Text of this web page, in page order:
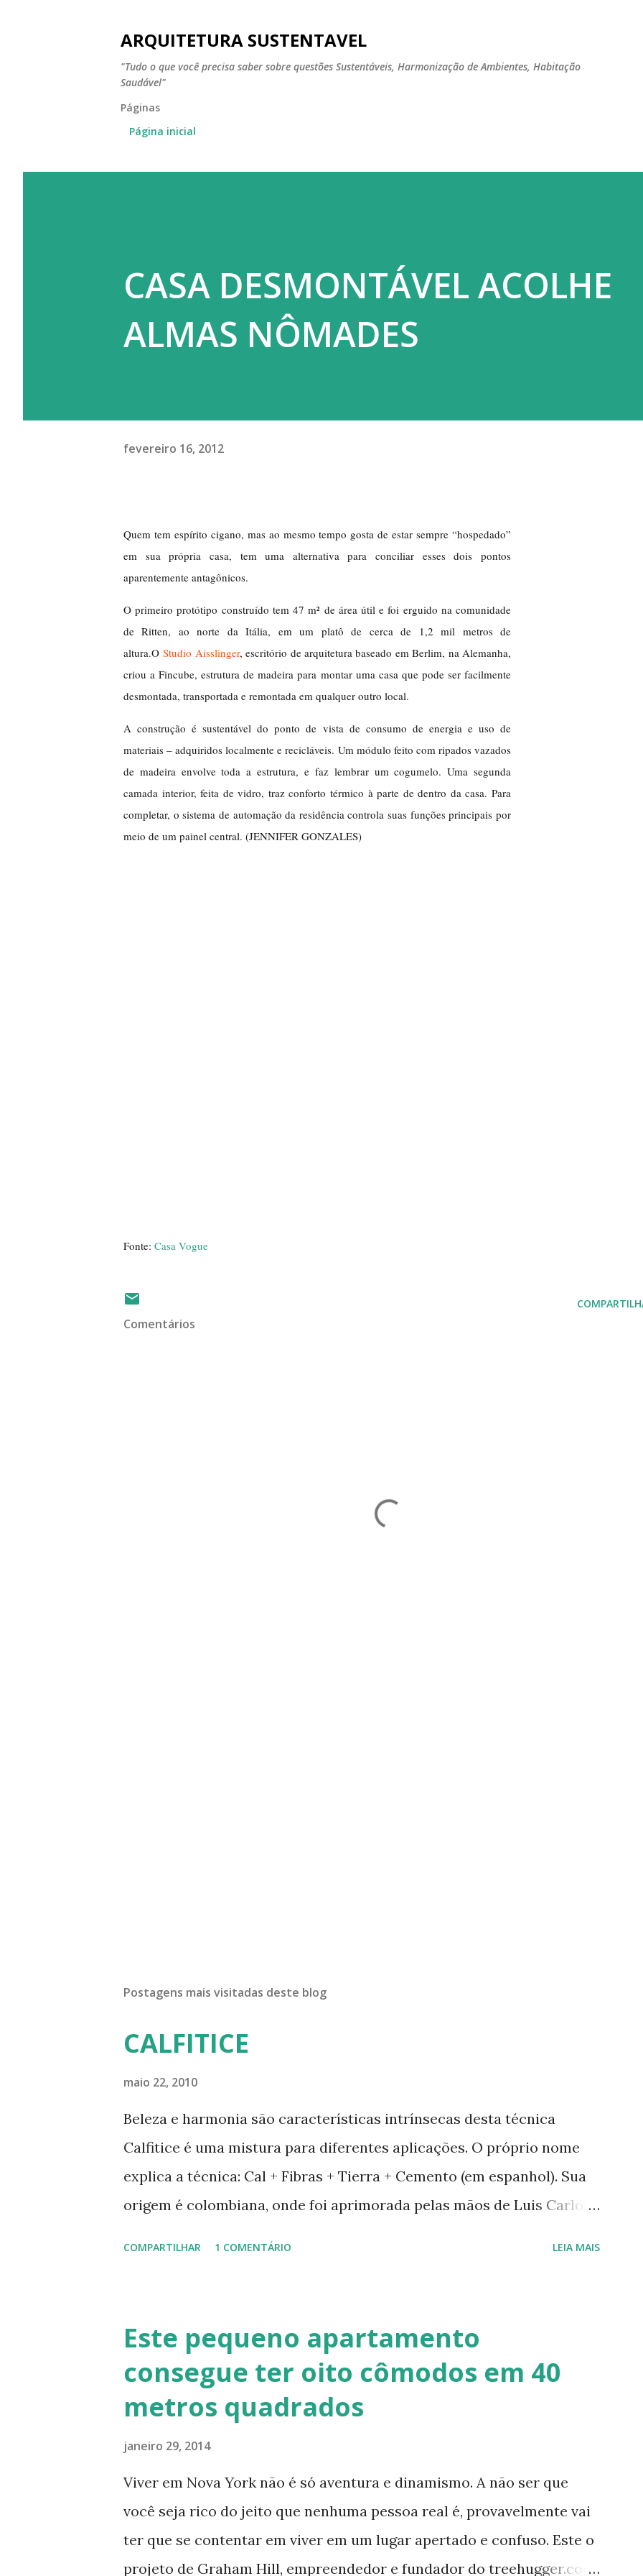
ARQUITETURA SUSTENTAVEL
"Tudo o que você precisa saber sobre questões Sustentáveis, Harmonização de Ambientes, Habitação
Saudável"
Páginas
Página inicial
CASA DESMONTÁVEL ACOLHE
ALMAS NÔMADES
fevereiro 16, 2012
Quem tem espírito cigano, mas ao mesmo tempo gosta de estar sempre “hospedado”
em sua própria casa, tem uma alternativa para conciliar esses dois pontos
aparentemente antagônicos.
O primeiro protótipo construído tem 47 m² de área útil e foi erguido na comunidade
de Ritten, ao norte da Itália, em um platô de cerca de 1,2 mil metros de
altura.OStudio Aisslinger, escritório de arquitetura baseado em Berlim, na Alemanha,
criou a Fincube, estrutura de madeira para montar uma casa que pode ser facilmente
desmontada, transportada e remontada em qualquer outro local.
A construção é sustentável do ponto de vista de consumo de energia e uso de
materiais – adquiridos localmente e recicláveis. Um módulo feito com ripados vazados
de madeira envolve toda a estrutura, e faz lembrar um cogumelo. Uma segunda
camada interior, feita de vidro, traz conforto térmico à parte de dentro da casa. Para
completar, o sistema de automação da residência controla suas funções principais por
meio de um painel central. (JENNIFER GONZALES)
Fonte: Casa Vogue
Comentários
Postagens mais visitadas deste blog
CALFITICE
maio 22, 2010
Beleza e harmonia são características intrínsecas desta técnica
Calfitice é uma mistura para diferentes aplicações. O próprio nome
explica a técnica: Cal + Fibras + Tierra + Cemento (em espanhol). Sua
origem é colombiana, onde foi aprimorada pelas mãos de Luis Carlos
vários usos: revestimentos de paredes (convencionais, de madeira ou
de terra), relevos artísticos, coberturas e também como estruturas.
Fonte: http://www.ecocentro.org/ Telhado em Calfitice Externo
COMPARTILHAR 1 COMENTÁRIO LEIA MAIS
Este pequeno apartamento
consegue ter oito cômodos em 40
metros quadrados
janeiro 29, 2014
Viver em Nova York não é só aventura e dinamismo. A não ser que
você seja rico do jeito que nenhuma pessoa real é, provavelmente vai
ter que se contentar em viver em um lugar apertado e confuso. Este o
projeto de Graham Hill, empreendedor e fundador do treehugger.com